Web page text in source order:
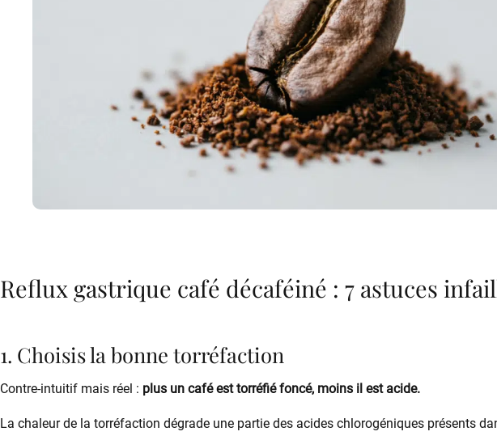
Reflux gastrique café décaféiné : 7 astuces
1. Choisis la bonne torréfaction
Contre-intuitif mais réel : plus un café est torréfié foncé, moins il est acide.
La chaleur de la torréfaction dégrade une partie des acides chlorogéniques présents